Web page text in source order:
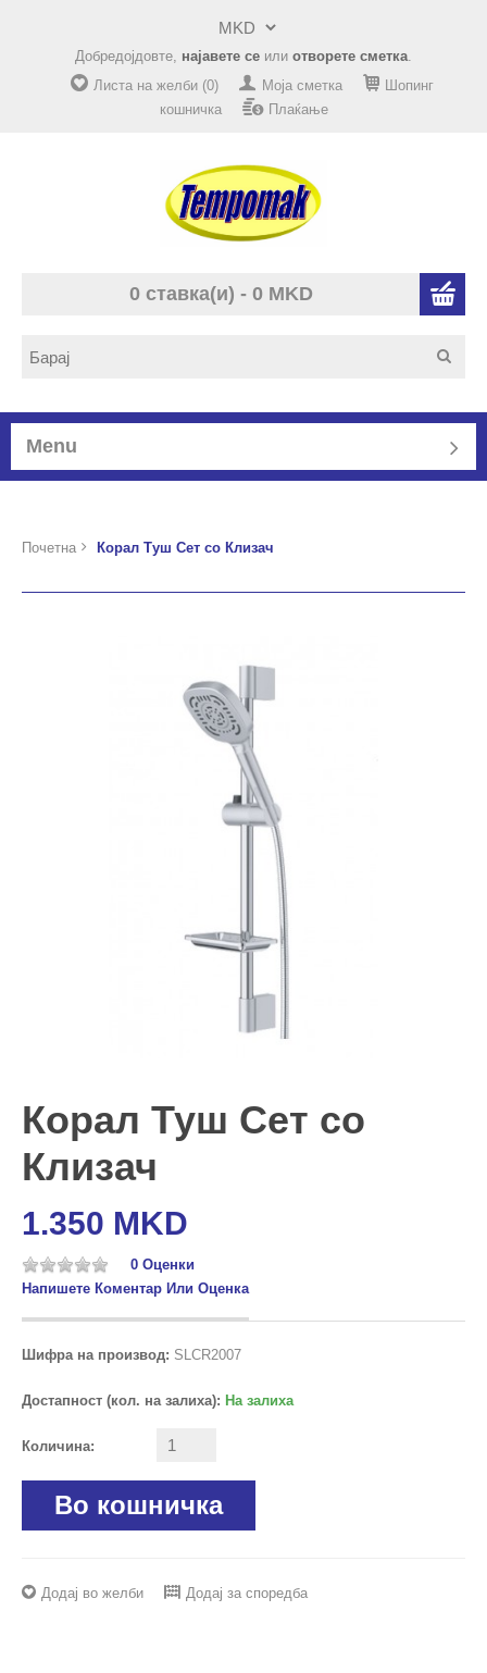
Добредојдовте, најавете се или отворете сметка.
Листа на желби (0)
Моја сметка
Шопинг
кошничка
Плаќање
0 ставка(и) - 0 MKD
Menu
Почетна Корал Туш Сет со Клизач
Корал Туш Сет со
Клизач
1.350 MKD
0 Оценки
Напишете Коментар Или Оценка
Шифра на производ: SLCR2007
Достапност (кол. на залиха): На залиха
Количина:
Во кошничка
Додај во желби Додај за споредба